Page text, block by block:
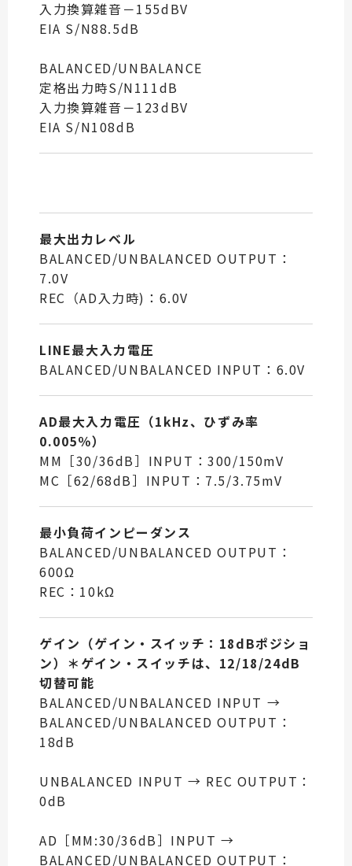
入力換算雑音－155dBV
EIA S/N88.5dB
BALANCED/UNBALANCE
定格出力時S/N111dB
入力換算雑音－123dBV
EIA S/N108dB
最大出力レベル
BALANCED/UNBALANCED OUTPUT：
7.0V
REC（AD入力時)：6.0V
LINE最大入力電圧
BALANCED/UNBALANCED INPUT：6.0V
AD最大入力電圧（1kHz、ひずみ率
0.005％）
MM［30/36dB］INPUT：300/150mV
MC［62/68dB］INPUT：7.5/3.75mV
最小負荷インピーダンス
BALANCED/UNBALANCED OUTPUT：
600Ω
REC：10kΩ
ゲイン（ゲイン・スイッチ：18dBポジショ
ン）＊ゲイン・スイッチは、12/18/24dB
切替可能
BALANCED/UNBALANCED INPUT →
BALANCED/UNBALANCED OUTPUT：
18dB
UNBALANCED INPUT → REC OUTPUT：
0dB
AD［MM:30/36dB］INPUT →
BALANCED/UNBALANCED OUTPUT：